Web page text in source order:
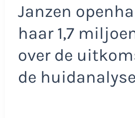
Janzen
haar 1,7
over de
de